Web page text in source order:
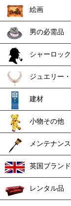
絵画
男の必需品
シャーロッ
ジュエリー
建材
小物その他
メンテナン
英国ブラン
レンタル品